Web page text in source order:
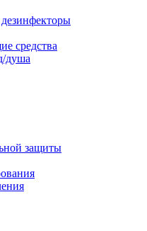
средства
душа
защиты